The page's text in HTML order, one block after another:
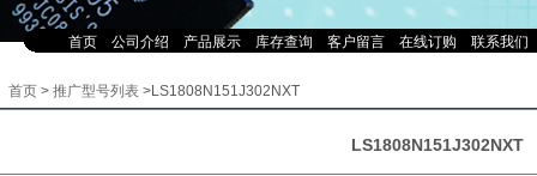
首页 公司介绍 产品展示 库存查询 客户留言 在线订购 联系我们
首页 > 推广型号列表 >LS1808N151J302NXT
LS1808N151J302NXT